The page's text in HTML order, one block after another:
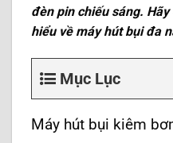
đèn pin chiếu sáng.
hiểu về máy hút bụi đa
Mục Lục
Máy hút bụi kiêm